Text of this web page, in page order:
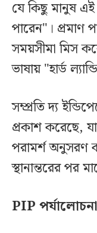
যে কিছু মানুষ
পারেন"। প্রমাণ
সময়সীমা মিস
ভাষায় "হার্ড
সম্প্রতি দ্য
প্রকাশ করেছে,
পরামর্শ অনুসরণ
স্থানান্তরের পর
PIP